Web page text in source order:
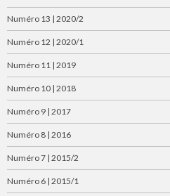
Numéro 13 | 2020/2
Numéro 12 | 2020/1
Numéro 11 | 2019
Numéro 10 | 2018
Numéro 9 | 2017
Numéro 8 | 2016
Numéro 7 | 2015/2
Numéro 6 | 2015/1